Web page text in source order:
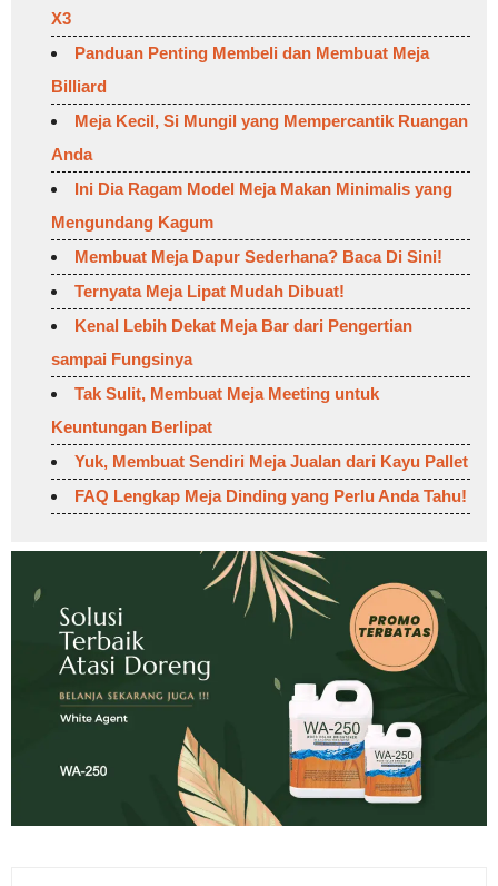
X3
Panduan Penting Membeli dan Membuat Meja
Billiard
Meja Kecil, Si Mungil yang Mempercantik Ruangan
Anda
Ini Dia Ragam Model Meja Makan Minimalis yang
Mengundang Kagum
Membuat Meja Dapur Sederhana? Baca Di Sini!
Ternyata Meja Lipat Mudah Dibuat!
Kenal Lebih Dekat Meja Bar dari Pengertian
sampai Fungsinya
Tak Sulit, Membuat Meja Meeting untuk
Keuntungan Berlipat
Yuk, Membuat Sendiri Meja Jualan dari Kayu Pallet
FAQ Lengkap Meja Dinding yang Perlu Anda Tahu!